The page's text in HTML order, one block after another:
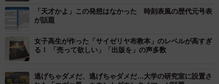
「天才かよ」この発想はなかった 時刻表風の歴代元号表
が話題
女子高生が作った「サイゼリヤ布教本」のレベルが高すぎ
る！ 「売って欲しい」「出版を」の声多数
逃げちゃダメだ、逃げちゃダメだ…大学の研究室に設置さ